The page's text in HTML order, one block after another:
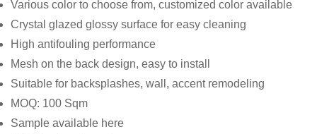
Various color to choose from, customized color available
Crystal glazed glossy surface for easy cleaning
High antifouling performance
Mesh on the back design, easy to install
Suitable for backsplashes, wall, accent remodeling
MOQ: 100 Sqm
Sample available here